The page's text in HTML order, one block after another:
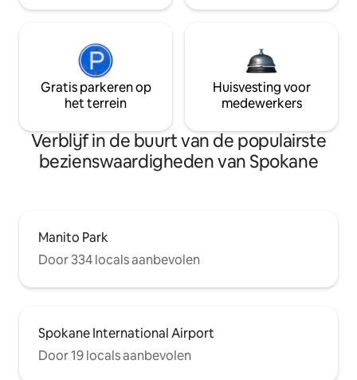
Gratis parkeren op
het terrein
Huisvesting voor
medewerkers
Verblijf in de buurt van de populairste
bezienswaardigheden van Spokane
Manito Park
Door 334 locals aanbevolen
Spokane International Airport
Door 19 locals aanbevolen